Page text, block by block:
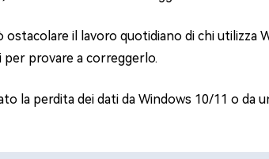
di Outlook danneggiati
il lavoro quotidiano di chi utilizza
provare a correggerlo.
la perdita dei dati da Windows 10/11 o da